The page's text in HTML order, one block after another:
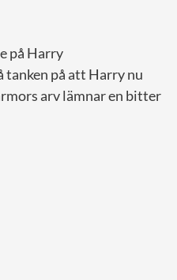
på Harry
tanken på att Harry nu
arv lämnar en bitter